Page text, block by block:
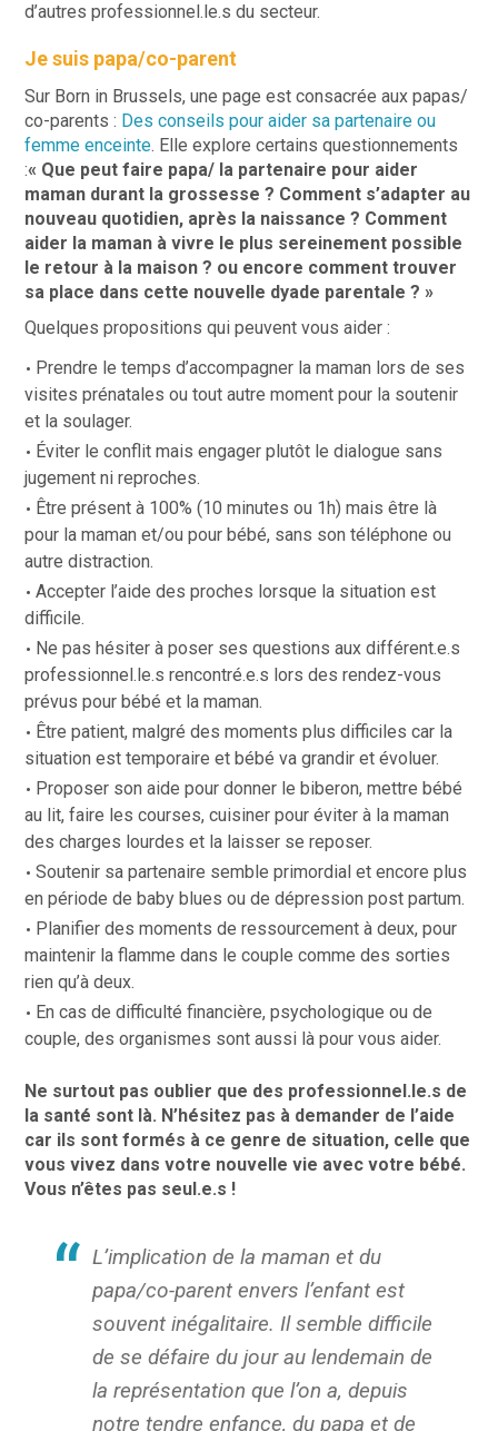
d’autres professionnel.le.s du secteur.
Je suis papa/co-parent
Sur Born in Brussels, une page est consacrée aux papas/
co-parents : Des conseils pour aider sa partenaire ou
femme enceinte. Elle explore certains questionnements
:« Que peut faire papa/ la partenaire pour aider
maman durant la grossesse ? Comment s’adapter au
nouveau quotidien, après la naissance ? Comment
aider la maman à vivre le plus sereinement possible
le retour à la maison ? ou encore comment trouver
sa place dans cette nouvelle dyade parentale ? »
Quelques propositions qui peuvent vous aider :
Prendre le temps d’accompagner la maman lors de ses
visites prénatales ou tout autre moment pour la soutenir
et la soulager.
Éviter le conflit mais engager plutôt le dialogue sans
jugement ni reproches.
Être présent à 100% (10 minutes ou 1h) mais être là
pour la maman et/ou pour bébé, sans son téléphone ou
autre distraction.
Accepter l’aide des proches lorsque la situation est
difficile.
Ne pas hésiter à poser ses questions aux différent.e.s
professionnel.le.s rencontré.e.s lors des rendez-vous
prévus pour bébé et la maman.
Être patient, malgré des moments plus difficiles car la
situation est temporaire et bébé va grandir et évoluer.
Proposer son aide pour donner le biberon, mettre bébé
au lit, faire les courses, cuisiner pour éviter à la maman
des charges lourdes et la laisser se reposer.
Soutenir sa partenaire semble primordial et encore plus
en période de baby blues ou de dépression post partum.
Planifier des moments de ressourcement à deux, pour
maintenir la flamme dans le couple comme des sorties
rien qu’à deux.
En cas de difficulté financière, psychologique ou de
couple, des organismes sont aussi là pour vous aider.
Ne surtout pas oublier que des professionnel.le.s de
la santé sont là. N’hésitez pas à demander de l’aide
car ils sont formés à ce genre de situation, celle que
vous vivez dans votre nouvelle vie avec votre bébé.
Vous n’êtes pas seul.e.s !
L’implication de la maman et du
papa/co-parent envers l’enfant est
souvent inégalitaire. Il semble difficile
de se défaire du jour au lendemain de
la représentation que l’on a, depuis
notre tendre enfance, du papa et de